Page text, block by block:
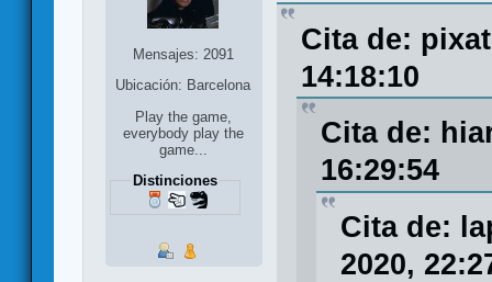
Mensajes: 2091
Ubicación: Barcelona
Play the game,
everybody play the
game...
Distinciones
Cita de:
14:18:10
Cita de:
16:29:54
Cita de:
2020,